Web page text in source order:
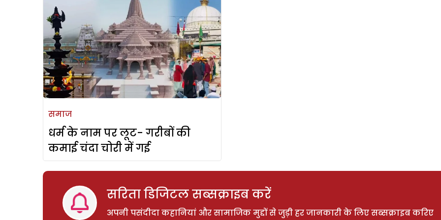
समाज
धर्म के नाम पर लूट- गरीबों की
कमाई चंदा चोरी में गई
सरिता डिजिटल सब्सक्राइब करें
अपनी पसंदीदा कहानियां और सामाजिक मुद्दों से जुड़ी हर जानकारी के लिए सब्सक्राइब करिए